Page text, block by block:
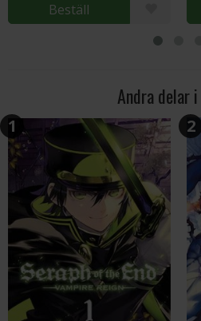
Beställ
Andra delar
1 2